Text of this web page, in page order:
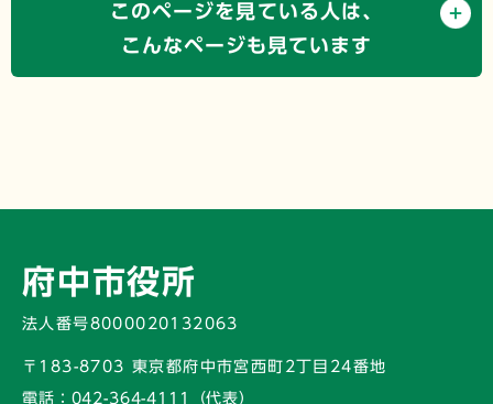
このページを見ている人は、
こんなページも見ています
府中市役所
法人番号8000020132063
〒183-8703 東京都府中市宮西町2丁目24番地
電話： 042-364-4111（代表）